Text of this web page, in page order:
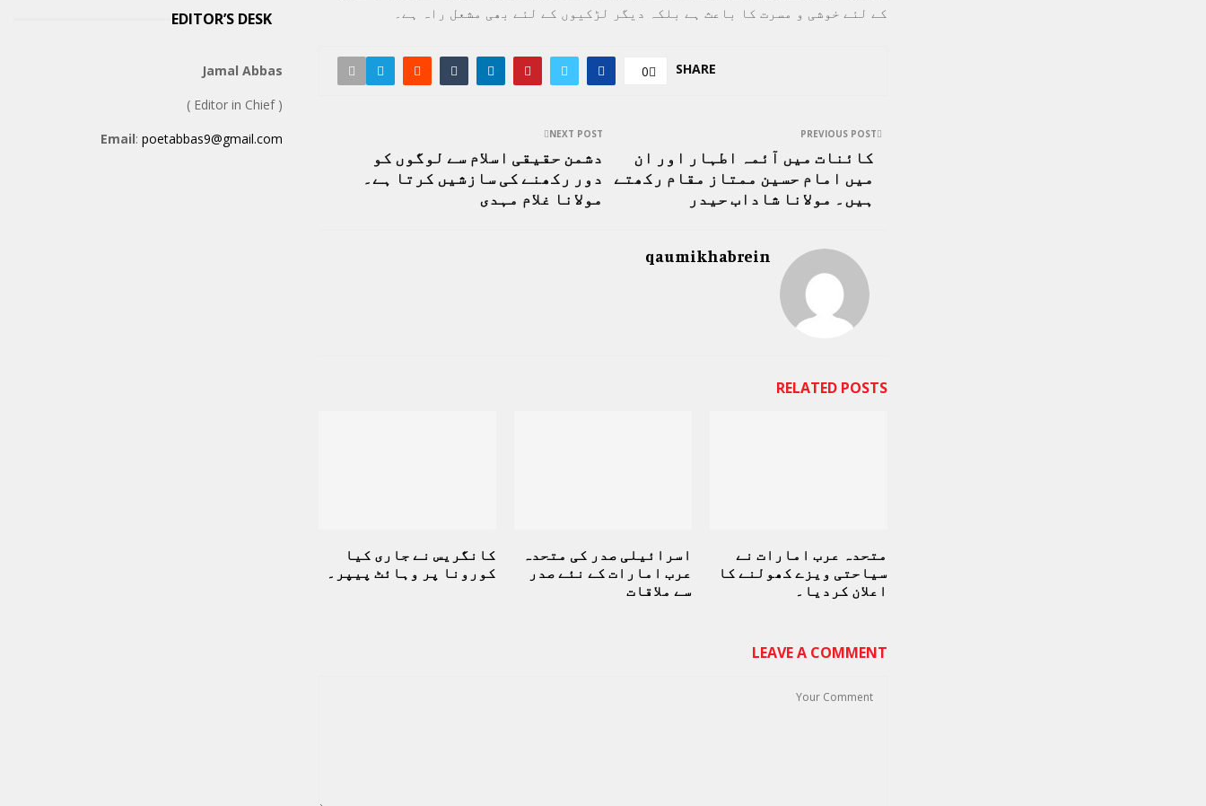
کے لئے خوشی و مسرت کا باعث ہے بلکہ دیگر لڑکیوں کے لئے بھی مشعل راہ ہے۔
SHARE
0
PREVIOUS POST
کائنات میں آئمہ اطہار اور ان
میں امام حسین ممتاز مقام رکھتے
ہیں۔ مولانا شاداب حیدر
NEXT POST
دشمن حقیقی اسلام سے لوگوں کو
دور رکھنے کی سازشیں کرتا ہے۔
مولانا غلام مہدی
qaumikhabrein
RELATED POSTS
کانگریس نے جاری کیا
کورونا پر وہائٹ پیپر۔
اسرائیلی صدر کی متحدہ
عرب امارات کے نئے صدر
سے ملاقات
متحدہ عرب امارات نے
سیاحتی ویزے کھولنے کا
اعلان کردیا۔
LEAVE A COMMENT
EDITOR’S DESK
Jamal Abbas
( Editor in Chief )
Email: poetabbas9@gmail.com